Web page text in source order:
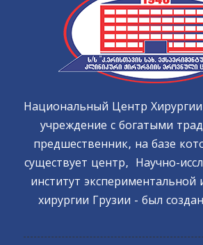
Национальный Центр
учреждение с богатыми
предшественник, на базе
существует центр, Научно-
институт экспериментальной
хирургии Грузии - был